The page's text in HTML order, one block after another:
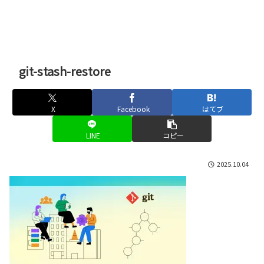
git-stash-restore
X Facebook はてブ
LINE コピー
2025.10.04